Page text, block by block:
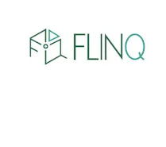
contenido